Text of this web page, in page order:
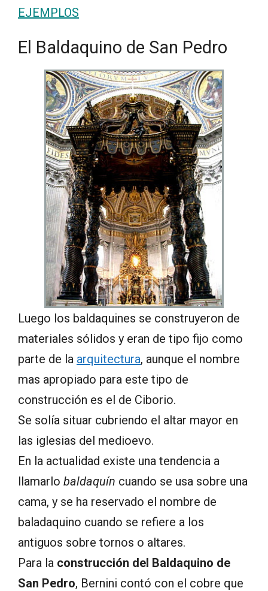
EJEMPLOS
El Baldaquino de San Pedro
Luego los baldaquines se construyeron de
materiales sólidos y eran de tipo fijo como
parte de la arquitectura, aunque el nombre
mas apropiado para este tipo de
construcción es el de Ciborio.
Se solía situar cubriendo el altar mayor en
las iglesias del medioevo.
En la actualidad existe una tendencia a
llamarlo baldaquín cuando se usa sobre una
cama, y se ha reservado el nombre de
baladaquino cuando se refiere a los
antiguos sobre tornos o altares.
Para la construcción del Baldaquino de
San Pedro, Bernini contó con el cobre que